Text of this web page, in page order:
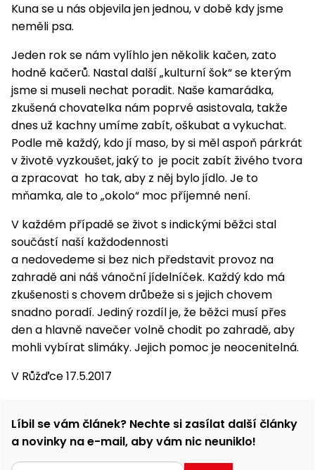
Kuna se u nás objevila jen jednou, v době kdy jsme
neměli psa.
Jeden rok se nám vylíhlo jen několik kačen, zato
hodně kačerů. Nastal další „kulturní šok“ se kterým
jsme si museli nechat poradit. Naše kamarádka,
zkušená chovatelka nám poprvé asistovala, takže
dnes už kachny umíme zabít, oškubat a vykuchat.
Podle mě každý, kdo jí maso, by si měl aspoň párkrát
v životě vyzkoušet, jaký to je pocit zabít živého tvora
a zpracovat ho tak, aby z něj bylo jídlo. Je to
mňamka, ale to „okolo“ moc příjemné není.
V každém případě se život s indickými běžci stal
součástí naší každodennosti
a nedovedeme si bez nich představit provoz na
zahradě ani náš vánoční jídelníček. Každý kdo má
zkušenosti s chovem drůbeže si s jejich chovem
snadno poradí. Jediný rozdíl je, že běžci musí přes
den a hlavně navečer volně chodit po zahradě, aby
mohli vybírat slimáky. Jejich pomoc je neocenitelná.
V Růžďce 17.5.2017
Líbil se vám článek? Nechte si zasílat další články
a novinky na e-mail, aby vám nic neuniklo!